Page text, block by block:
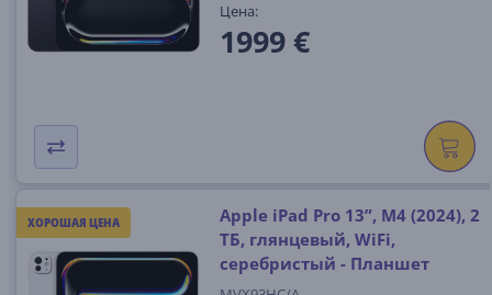
Цена:
1999 €
ХОРОШАЯ ЦЕНА
Apple iPad Pro 13”, M4 (2024), 2
ТБ, глянцевый, WiFi,
серебристый - Планшет